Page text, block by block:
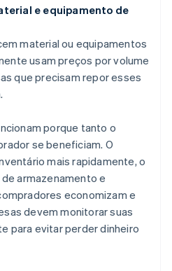
e equipamento de
material ou equipamentos
usam preços por volume
que precisam repor esses
porque tanto o
se beneficiam. O
mais rapidamente, o
armazenamento e
economizam e
devem monitorar suas
para evitar perder dinheiro